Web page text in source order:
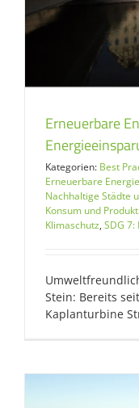
Erneuerbare
Kategorien: Best
Erneuerbare
Nachhaltige Städte
Konsum und
Klimaschutz, SDG
Stein: Bereits
Kaplanturbine